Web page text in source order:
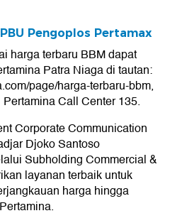
Pengoplos Pertamax
harga terbaru BBM dapat
Patra Niaga di tautan:
page/harga-terbaru-bbm,
Call Center 135.
Corporate Communication
Djoko Santoso
Subholding Commercial &
layanan terbaik untuk
harga hingga